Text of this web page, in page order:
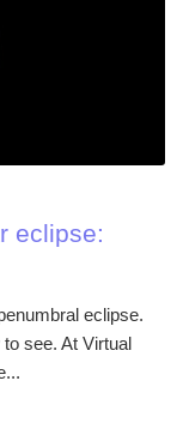
eclipse:
eclipse.
see. At Virtual